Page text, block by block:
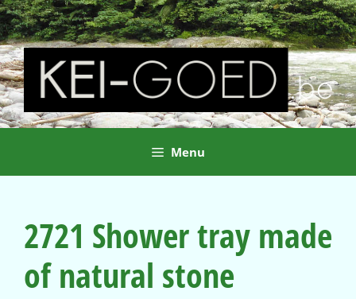
Ga
naar
de
inhoud
Menu
2721 Shower tray made
of natural stone